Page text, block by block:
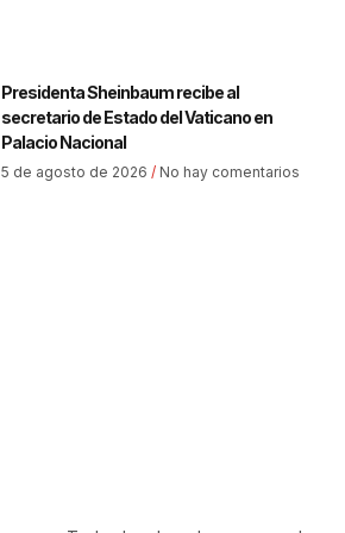
Presidenta Sheinbaum recibe al
secretario de Estado del Vaticano en
Palacio Nacional
5 de agosto de 2026 No hay comentarios